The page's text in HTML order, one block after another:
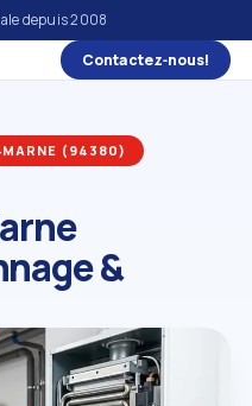
depuis 2008
Contactez‑nous!
(94380)
&